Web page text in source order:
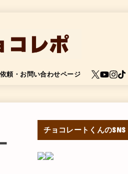
頼・お問い合わせページ
チョコレートくんのSNS